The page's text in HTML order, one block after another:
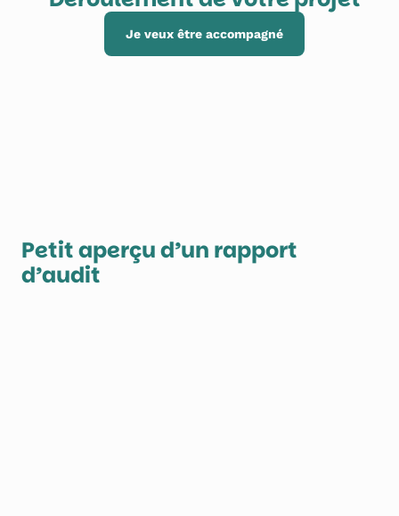
Je veux être accompagné
Petit aperçu d’un rapport
d’audit